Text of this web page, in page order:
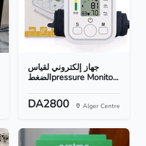
جهاز إلكتروني لقياس
الضغطpressure Monito...
DA2800 Alger Centre